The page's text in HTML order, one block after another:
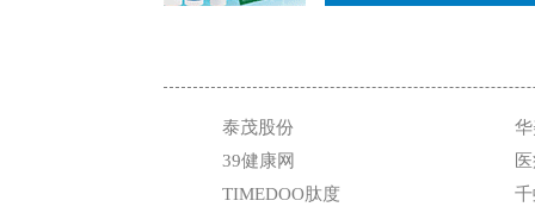
泰茂股份
39健康网
TIMEDOO肽度